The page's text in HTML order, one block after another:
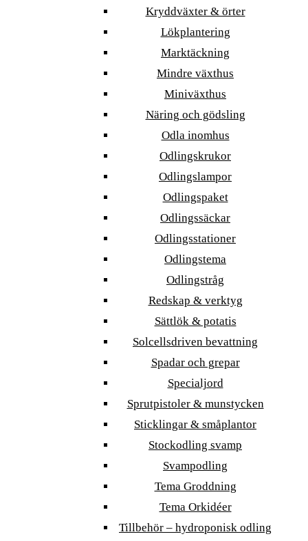
Kryddväxter & örter
Lökplantering
Marktäckning
Mindre växthus
Miniväxthus
Näring och gödsling
Odla inomhus
Odlingskrukor
Odlingslampor
Odlingspaket
Odlingssäckar
Odlingsstationer
Odlingstema
Odlingstråg
Redskap & verktyg
Sättlök & potatis
Solcellsdriven bevattning
Spadar och grepar
Specialjord
Sprutpistoler & munstycken
Sticklingar & småplantor
Stockodling svamp
Svampodling
Tema Groddning
Tema Orkidéer
Tillbehör – hydroponisk odling